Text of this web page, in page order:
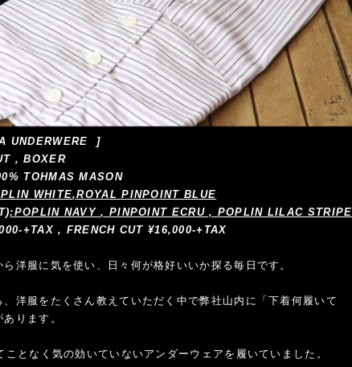
UNDERWERE ]
, BOXER
TOHMAS MASON
WHITE,ROYAL PINPOINT BLUE
:POPLIN NAVY, PINPOINT ECRU, POPLIN LILAC STRIPE
+TAX , FRENCH CUT ¥16,000-+TAX
洋服に気を使い、日々何が格好いいか探る毎日です。
洋服をたくさん教えていただく中で弊社山内に「下着何履いて
ります。
となく気の効いていないアンダーウェアを履いていました。